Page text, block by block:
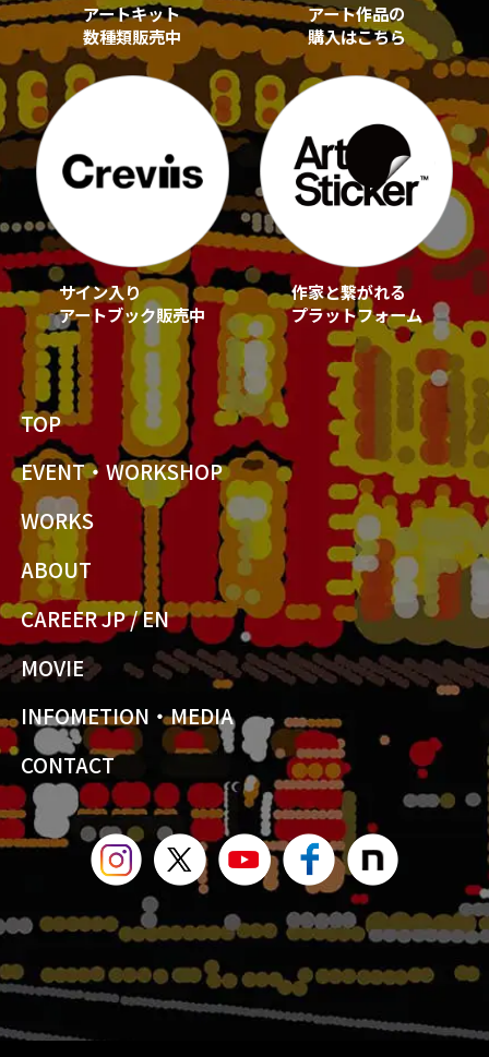
アートキット
数種類販売中
アート作品の
購入はこちら
サイン入り
アートブック販売中
作家と繋がれる
プラットフォーム
TOP
EVENT・WORKSHOP
WORKS
ABOUT
CAREER JP/EN
MOVIE
INFOMETION・MEDIA
CONTACT